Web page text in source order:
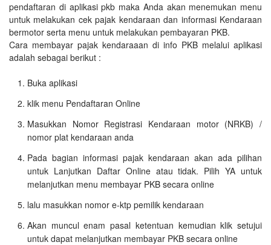
pendaftaran di aplikasi pkb maka Anda akan menemukan menu
untuk melakukan cek pajak kendaraan dan informasi Kendaraan
bermotor serta menu untuk melakukan pembayaran PKB.
Cara membayar pajak kendaraaan di info PKB melalui aplikasi
adalah sebagai berikut :
Buka aplikasi
klik menu Pendaftaran Online
Masukkan Nomor Registrasi Kendaraan motor (NRKB) /
nomor plat kendaraan anda
Pada bagian informasi pajak kendaraan akan ada pilihan
untuk Lanjutkan Daftar Online atau tidak. Pilih YA untuk
melanjutkan menu membayar PKB secara online
lalu masukkan nomor e-ktp pemilik kendaraan
Akan muncul enam pasal ketentuan kemudian klik setujui
untuk dapat melanjutkan membayar PKB secara online